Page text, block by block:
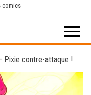
comics
Pixie contre-attaque !